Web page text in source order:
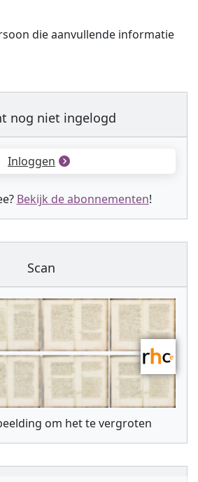
die aanvullende informatie
nog niet ingelogd
Inloggen
Bekijk de abonnementen!
Scan
om het te vergroten